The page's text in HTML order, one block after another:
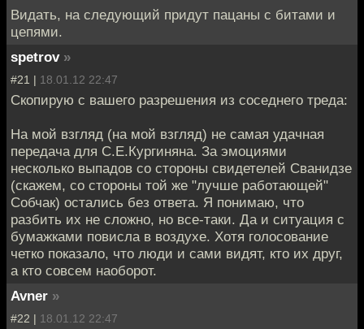
Видать, на следующий придут пацаны с битами и
цепями.
spetrov »
#21 | 18.01.12 22:47
Скопирую с вашего разрешения из соседнего треда:
На мой взгляд (на мой взгляд) не самая удачная
передача для С.Е.Кургиняна. За эмоциями
несколько выпадов со стороны свидетелей Сванидзе
(скажем, со стороны той же "лучше работающей"
Собчак) остались без ответа. Я понимаю, что
разбить их не сложно, но все-таки. Да и ситуация с
бумажками повисла в воздухе. Хотя голосование
четко показало, что люди и сами видят, кто их друг,
а кто совсем наоборот.
Avner »
#22 | 18.01.12 22:47